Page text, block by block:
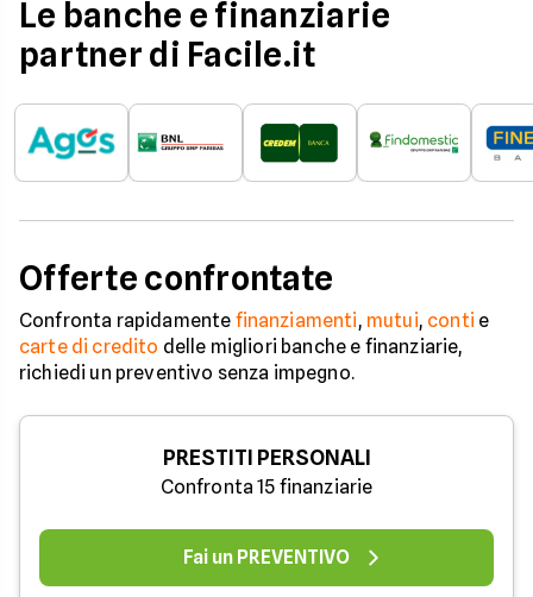
Le banche e finanziarie
partner di Facile.it
Offerte confrontate
Confronta rapidamente finanziamenti, mutui, conti e
carte di credito delle migliori banche e finanziarie,
richiedi un preventivo senza impegno.
PRESTITI PERSONALI
Confronta 15 finanziarie
Fai un PREVENTIVO